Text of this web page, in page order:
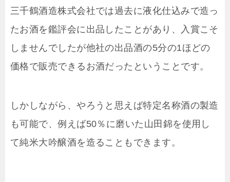
三千鶴酒造株式会社では過去に液化仕込みで造っ
たお酒を鑑評会に出品したことがあり、入賞こそ
しませんでしたが他社の出品酒の5分の1ほどの
価格で販売できるお酒だったということです。
しかしながら、やろうと思えば特定名称酒の製造
も可能で、例えば50％に磨いた山田錦を使用し
て純米大吟醸酒を造ることもできます。